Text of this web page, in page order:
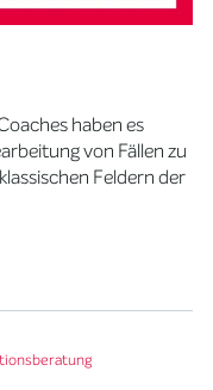
haben es
von Fällen zu
Feldern der